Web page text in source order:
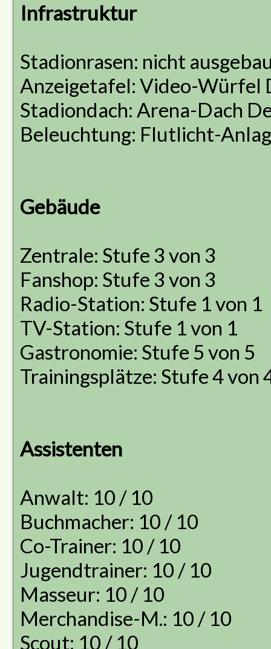
Infrastruktur
Stadionrasen: nicht
Anzeigetafel: Video-Würfel
Stadiondach: Arena-Dach
Beleuchtung: Flutlicht-
Gebäude
Zentrale: Stufe 3 von 3
Fanshop: Stufe 3 von 3
Radio-Station: Stufe 1 von 1
TV-Station: Stufe 1 von 1
Gastronomie: Stufe 5 von 5
Trainingsplätze: Stufe 4 von
Assistenten
Anwalt: 10 / 10
Buchmacher: 10 / 10
Co-Trainer: 10 / 10
Jugendtrainer: 10 / 10
Masseur: 10 / 10
Merchandise-M.: 10 / 10
Scout: 10 / 10